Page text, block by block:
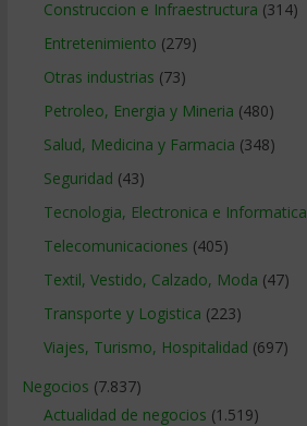
Construccion e Infraestructura (314)
Entretenimiento (279)
Otras industrias (73)
Petroleo, Energia y Mineria (480)
Salud, Medicina y Farmacia (348)
Seguridad (43)
Tecnologia, Electronica e Informatica
Telecomunicaciones (405)
Textil, Vestido, Calzado, Moda (47)
Transporte y Logistica (223)
Viajes, Turismo, Hospitalidad (697)
Negocios (7.837)
Actualidad de negocios (1.519)